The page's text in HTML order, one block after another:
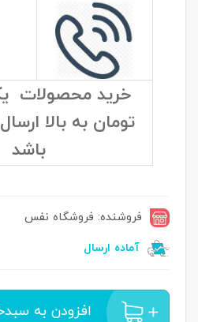
خرید محصولات
تومان به بالا
باشد
فروشنده: فروشگاه نفس
آماده ارسال
افزودن به